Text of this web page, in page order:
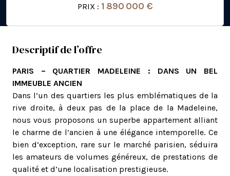
PRIX : 1 890 000 €
Descriptif de l’offre
PARIS – QUARTIER MADELEINE : DANS UN BEL
IMMEUBLE ANCIEN
Dans l’un des quartiers les plus emblématiques de la
rive droite, à deux pas de la place de la Madeleine,
nous vous proposons un superbe appartement alliant
le charme de l’ancien à une élégance intemporelle. Ce
bien d’exception, rare sur le marché parisien, séduira
les amateurs de volumes généreux, de prestations de
qualité et d’une localisation prestigieuse.